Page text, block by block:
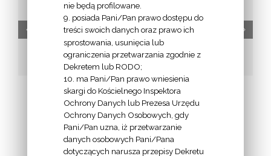
Przyłęki – Parafia
pw.
Wniebowzięcia
NMP
Wtelno – Parafia
nie będą profilowane.
9. posiada Pani/Pan prawo dostępu do
treści swoich danych oraz prawo ich
sprostowania, usunięcia lub
ograniczenia przetwarzania zgodnie z
Dekretem lub RODO;
10. ma Pani/Pan prawo wniesienia
skargi do Kościelnego Inspektora
Ochrony Danych lub Prezesa Urzędu
Ochrony Danych Osobowych, gdy
Pani/Pan uzna, iż przetwarzanie
danych osobowych Pani/Pana
dotyczących narusza przepisy Dekretu